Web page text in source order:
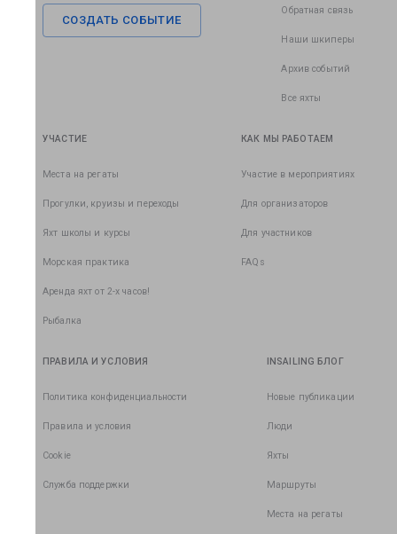
СОЗДАТЬ СОБЫТИЕ
Обратная связь
Наши шкиперы
Архив событий
Все яхты
УЧАСТИЕ
Места на регаты
Прогулки, круизы и переходы
Яхт школы и курсы
Морская практика
Аренда яхт от 2-х часов!
Рыбалка
КАК МЫ РАБОТАЕМ
Участие в мероприятиях
Для организаторов
Для участников
FAQs
ПРАВИЛА И УСЛОВИЯ
Политика конфиденциальности
Правила и условия
Cookie
Служба поддержки
INSAILING БЛОГ
Новые публикации
Люди
Яхты
Маршруты
Места на регаты